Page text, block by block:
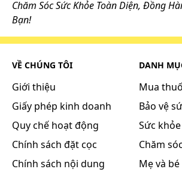
Chăm Sóc Sức Khỏe Toàn Diện, Đồng
Bạn!
VỀ CHÚNG TÔI
Giới thiệu
Giấy phép kinh doanh
Quy chế hoạt động
Chính sách đặt cọc
Chính sách nội dung
DANH
Mua
Bảo vệ
Sức
Chăm
Mẹ và bé